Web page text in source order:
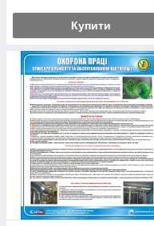
Купити